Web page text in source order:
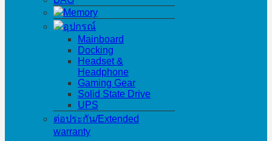
Memory
อุปกรณ์
Mainboard
Docking
Headset &
Headphone
Gaming Gear
Solid State Drive
UPS
ต่อประกัน/Extended
warranty